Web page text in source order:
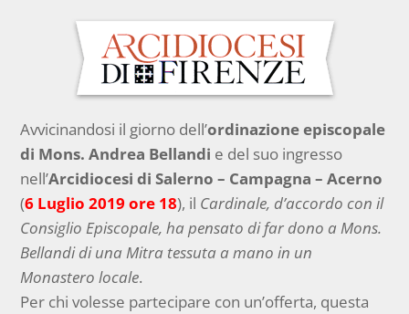
Avvicinandosi il giorno dell’ordinazione episcopale
di Mons. Andrea Bellandi e del suo ingresso
nell’Arcidiocesi di Salerno – Campagna – Acerno
(6 Luglio 2019 ore 18), il Cardinale, d’accordo con il
Consiglio Episcopale, ha pensato di far dono a Mons.
Bellandi di una Mitra tessuta a mano in un
Monastero locale.
Per chi volesse partecipare con un’offerta, questa